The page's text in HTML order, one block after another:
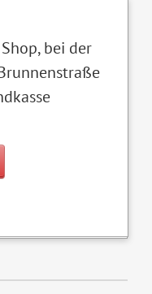
bei der